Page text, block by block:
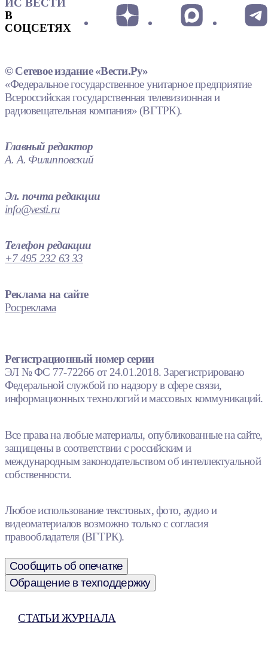
ИС ВЕСТИ
В
СОЦСЕТЯХ
© Сетевое издание «Вести.Ру»
«Федеральное государственное унитарное предприятие
Всероссийская государственная телевизионная и
радиовещательная компания» (ВГТРК).
Главный редактор
А. А. Филипповский
Эл. почта редакции
info@vesti.ru
Телефон редакции
+7 495 232 63 33
Реклама на сайте
Росреклама
Регистрационный номер серии
ЭЛ № ФС 77-72266 от 24.01.2018. Зарегистрировано
Федеральной службой по надзору в сфере связи,
информационных технологий и массовых коммуникаций.
Все права на любые материалы, опубликованные на сайте,
защищены в соответствии с российским и
международным законодательством об интеллектуальной
собственности.
Любое использование текстовых, фото, аудио и
видеоматериалов возможно только с согласия
правообладателя (ВГТРК).
Сообщить об опечатке
Обращение в техподдержку
СТАТЬИ ЖУРНАЛА